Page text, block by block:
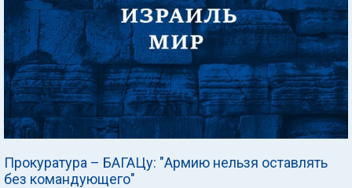
Прокуратура – БАГАЦу: "Армию нельзя оставлять
без командующего"